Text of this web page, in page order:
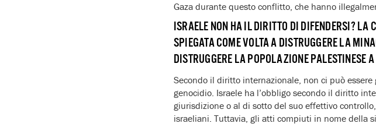
Gaza durante questo conflitto, che hanno
ISRAELE NON HA IL DIRITTO DI DIFENDERSI? LA
SPIEGATA COME VOLTA A DISTRUGGERE LA
DISTRUGGERE LA POPOLAZIONE PALESTINESE
Secondo il diritto internazionale, non ci può
genocidio. Israele ha l’obbligo secondo il diritto
giurisdizione o al di sotto del suo effettivo
israeliani. Tuttavia, gli atti compiuti in nome della